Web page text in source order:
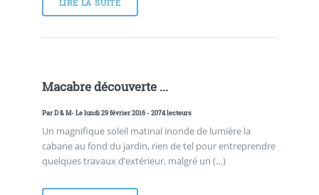
LIRE LA SUITE
Macabre découverte ...
ParD & M- Le lundi 29 février 2016 - 2074 lecteurs
Un magnifique soleil matinal inonde de lumière la
cabane au fond du jardin, rien de tel pour entreprendre
quelques travaux d’extérieur, malgré un (…)